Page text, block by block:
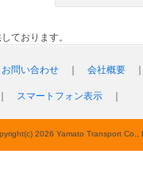
ております。
お問い合わせ 会社概要
スマートフォン表示
2026 Yamato Transport Co.,